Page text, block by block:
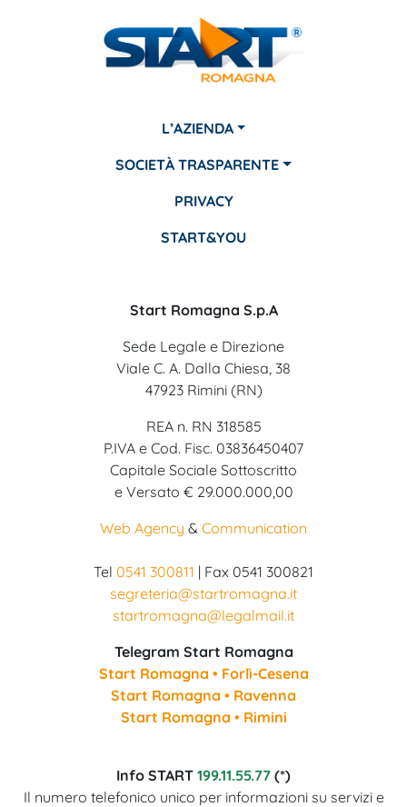
L’AZIENDA
SOCIETÀ TRASPARENTE
PRIVACY
START&YOU
Start Romagna S.p.A
Sede Legale e Direzione
Viale C. A. Dalla Chiesa, 38
47923 Rimini (RN)
REA n. RN 318585
P.IVA e Cod. Fisc. 03836450407
Capitale Sociale Sottoscritto
e Versato € 29.000.000,00
Web Agency & Communication
Tel 0541 300811 | Fax 0541 300821
segreteria@startromagna.it
startromagna@legalmail.it
Telegram Start Romagna
Start Romagna • Forlì-Cesena
Start Romagna • Ravenna
Start Romagna • Rimini
Info START 199.11.55.77 (*)
Il numero telefonico unico per informazioni su servizi e